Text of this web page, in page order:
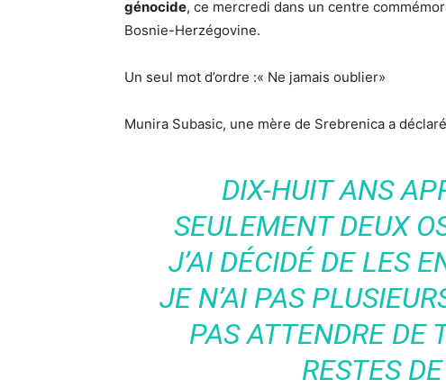
génocide, ce mercredi dans un centre
Bosnie-Herzégovine.
Un seul mot d’ordre :« Ne jamais oublier»
Munira Subasic, une mère de Srebrenica a
DIX-HUIT ANS
SEULEMENT DEUX
J’AI DÉCIDÉ DE LES
JE N’AI PAS
PAS ATTENDRE DE
RESTES